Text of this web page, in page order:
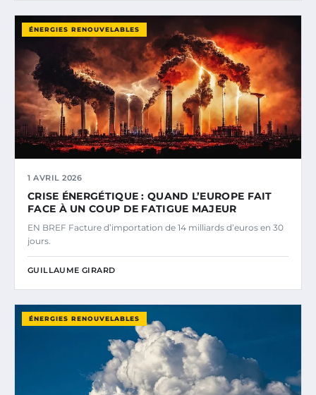
ÉNERGIES RENOUVELABLES
1 AVRIL 2026
CRISE ÉNERGÉTIQUE : QUAND L’EUROPE FAIT
FACE À UN COUP DE FATIGUE MAJEUR
EN BREF Facture d’importation de 14 milliards d’euros en 30
jours.
GUILLAUME GIRARD
ÉNERGIES RENOUVELABLES